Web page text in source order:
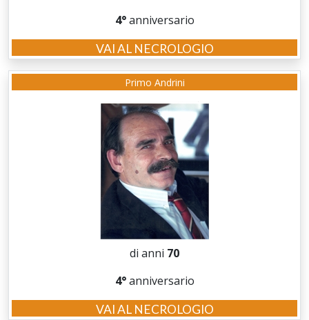
4°anniversario
VAI AL NECROLOGIO
Primo Andrini
di anni 70
4°anniversario
VAI AL NECROLOGIO